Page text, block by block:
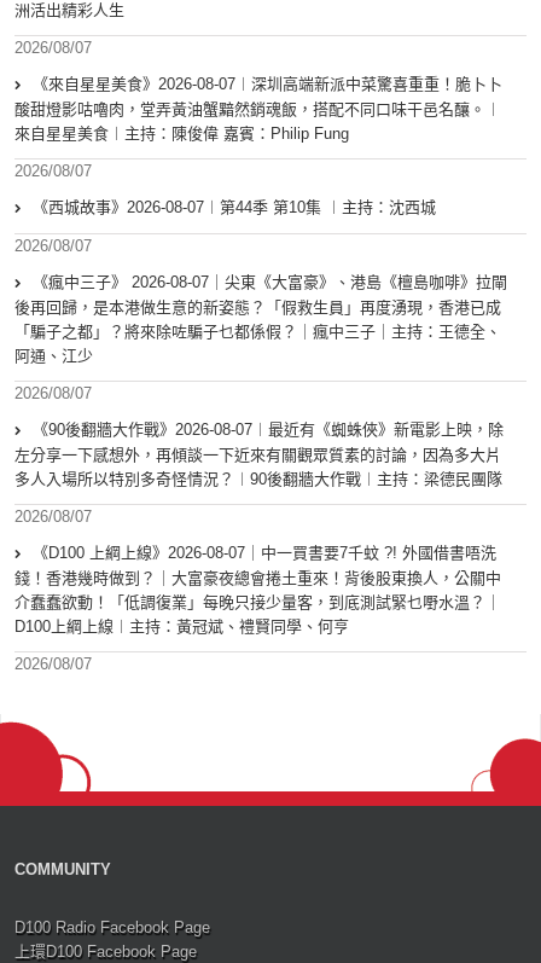
洲活出精彩人生
2026/08/07
《來自星星美食》2026-08-07︱深圳高端新派中菜驚喜重重！脆卜卜
酸甜燈影咕嚕肉，堂弄黃油蟹黯然銷魂飯，搭配不同口味干邑名釀。︱
來自星星美食︱主持：陳俊偉 嘉賓：Philip Fung
2026/08/07
《西城故事》2026-08-07︱第44季 第10集 ︱主持：沈西城
2026/08/07
《瘋中三子》 2026-08-07｜尖東《大富豪》、港島《檀島咖啡》拉閘
後再回歸，是本港做生意的新姿態？「假救生員」再度湧現，香港已成
「騙子之都」？將來除咗騙子乜都係假？｜瘋中三子｜主持：王德全、
阿通、江少
2026/08/07
《90後翻牆大作戰》2026-08-07︱最近有《蜘蛛俠》新電影上映，除
左分享一下感想外，再傾談一下近來有關觀眾質素的討論，因為多大片
多人入場所以特別多奇怪情況？︱90後翻牆大作戰︱主持：梁德民團隊
2026/08/07
《D100 上綱上線》2026-08-07｜中一買書要7千蚊 ?! 外國借書唔洗
錢！香港幾時做到？｜大富豪夜總會捲土重來！背後股東換人，公關中
介蠢蠢欲動！「低調復業」每晚只接少量客，到底測試緊乜嘢水溫？｜
D100上綱上線︱主持：黃冠斌、禮賢同學、何亨
2026/08/07
COMMUNITY
D100 Radio Facebook Page
上環D100 Facebook Page